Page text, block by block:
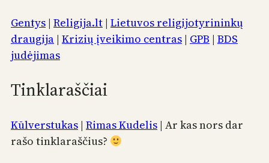
Gentys | Religija.lt | Lietuvos religijotyrininkų
draugija | Krizių įveikimo centras | GPB | BDS
judėjimas
Tinklaraščiai
Kūlverstukas | Rimas Kudelis | Ar kas nors dar
rašo tinklaraščius?